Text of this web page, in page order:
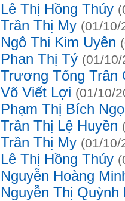
Lê Thị Hồng Thúy
Trần Thị My (01/10/
Ngô Thi Kim Uyên
Phan Thị Tý (01/
Trương Tống Trân
Võ Viết Lợi (01/10/
Phạm Thị Bích
Trần Thị Lệ Huyền
Trần Thị My (01/10/
Lê Thị Hồng Thúy
Nguyễn Hoàng
Nguyễn Thị Quỳnh